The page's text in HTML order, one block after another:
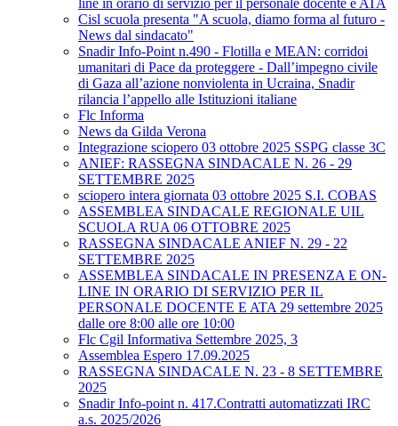
line in orario di servizio per il personale docente e ATA
Cisl scuola presenta "A scuola, diamo forma al futuro -
News dal sindacato"
Snadir Info-Point n.490 - Flotilla e MEAN: corridoi
umanitari di Pace da proteggere - Dall’impegno civile
di Gaza all’azione nonviolenta in Ucraina, Snadir
rilancia l’appello alle Istituzioni italiane
Flc Informa
News da Gilda Verona
Integrazione sciopero 03 ottobre 2025 SSPG classe 3C
ANIEF: RASSEGNA SINDACALE N. 26 - 29
SETTEMBRE 2025
sciopero intera giornata 03 ottobre 2025 S.I. COBAS
ASSEMBLEA SINDACALE REGIONALE UIL
SCUOLA RUA 06 OTTOBRE 2025
RASSEGNA SINDACALE ANIEF N. 29 - 22
SETTEMBRE 2025
ASSEMBLEA SINDACALE IN PRESENZA E ON-
LINE IN ORARIO DI SERVIZIO PER IL
PERSONALE DOCENTE E ATA 29 settembre 2025
dalle ore 8:00 alle ore 10:00
Flc Cgil Informativa Settembre 2025, 3
Assemblea Espero 17.09.2025
RASSEGNA SINDACALE N. 23 - 8 SETTEMBRE
2025
Snadir Info-point n. 417.Contratti automatizzati IRC
a.s. 2025/2026